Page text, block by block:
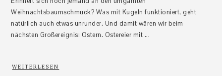
Weihnachtsbaumschmuck? Was mit Kugeln funktioniert, geht
natürlich auch etwas unrunder. Und damit wären wir beim
nächsten Großereignis: Ostern. Ostereier mit ...
WEITERLESEN